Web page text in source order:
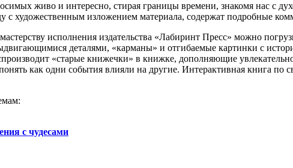
живо и интересно, стирая границы времени, знакомя нас с
с художественным изложением материала, содержат подробные
исполнения издательства «Лабиринт Пресс» можно
деталями, «карманы» и отгибаемые картинки с
«старые книжечки» в книжке, дополняющие
как одни события влияли на другие. Интерактивная книга по
с чудесами